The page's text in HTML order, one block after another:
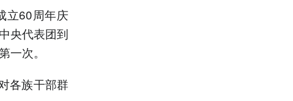
立60周年庆
央代表团到
次。
各族干部群